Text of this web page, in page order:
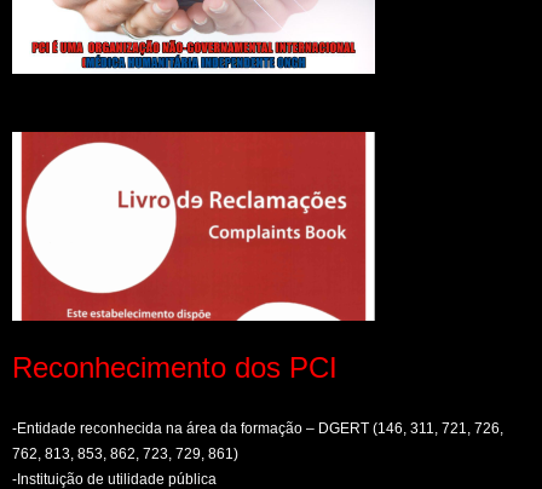
Reconhecimento dos PCI
-Entidade reconhecida na área da formação – DGERT (146, 311, 721, 726,
762, 813, 853, 862, 723, 729, 861)
-Instituição de utilidade pública